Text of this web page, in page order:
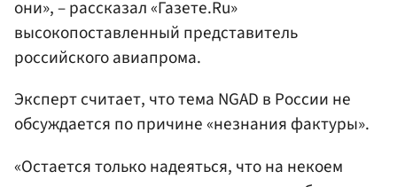
они», – рассказал «Газете.Ru»
высокопоставленный представитель
российского авиапрома.
Эксперт считает, что тема NGAD в России не
обсуждается по причине «незнания фактуры».
«Остается только надеяться, что на некоем